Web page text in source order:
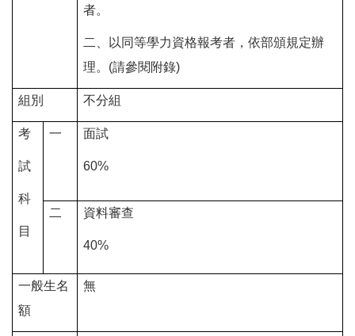
者。
二、以同等學力資格報考者，依部頒規定辦
理。(請參閱附錄)
組別 不分組
考
試
科
目
一 面試
60%
二 資料審查
40%
一般生名
額
無